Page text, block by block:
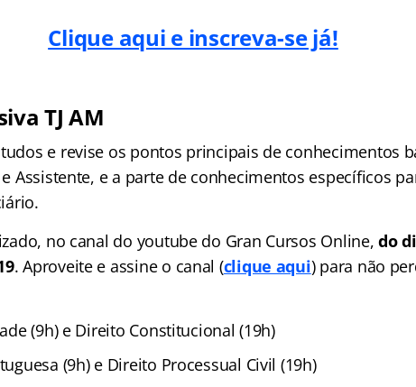
Clique aqui e inscreva-se já!
TJ AM
e revise os pontos principais de conhecimentos
Assistente, e a parte de conhecimentos específicos
no canal do youtube do Gran Cursos Online,do
. Aproveite e assine o canal (clique aqui) para não
(9h) e Direito Constitucional (19h)
(9h) e Direito Processual Civil (19h)